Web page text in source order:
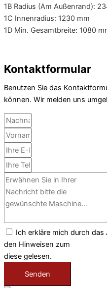
1B Radius (Am Außenrand):
1C Innenradius: 1230 mm
1D Min. Gesamtbreite: 1080
Kontaktformular
Benutzen Sie das
können. Wir melden uns
Ich erkläre mich durch
den Hinweisen zum
diese gelesen.
Senden